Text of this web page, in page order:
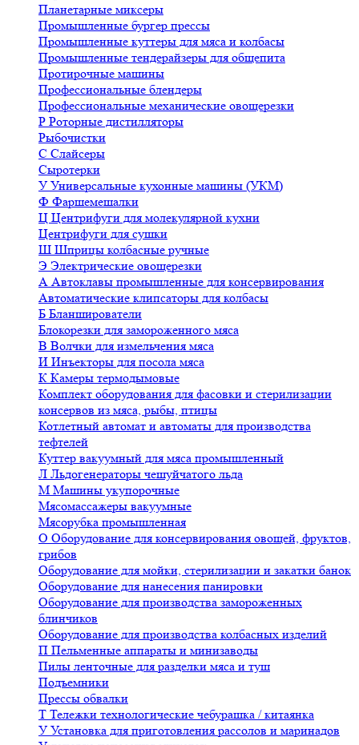
Планетарные миксеры
Промышленные бургер прессы
Промышленные куттеры для мяса и колбасы
Промышленные тендерайзеры для общепита
Протирочные машины
Профессиональные блендеры
Профессиональные механические овощерезки
Р Роторные дистилляторы
Рыбочистки
С Слайсеры
Сыротерки
У Универсальные кухонные машины (УКМ)
Ф Фаршемешалки
Ц Центрифуги для молекулярной кухни
Центрифуги для сушки
Ш Шприцы колбасные ручные
Э Электрические овощерезки
А Автоклавы промышленные для консервирования
Автоматические клипсаторы для колбасы
Б Бланширователи
Блокорезки для замороженного мяса
В Волчки для измельчения мяса
И Инъекторы для посола мяса
К Камеры термодымовые
Комплект оборудования для фасовки и стерилизации
консервов из мяса, рыбы, птицы
Котлетный автомат и автоматы для производства
тефтелей
Куттер вакуумный для мяса промышленный
Л Льдогенераторы чешуйчатого льда
М Машины укупорочные
Мясомассажеры вакуумные
Мясорубка промышленная
О Оборудование для консервирования овощей, фруктов,
грибов
Оборудование для мойки, стерилизации и закатки банок
Оборудование для нанесения панировки
Оборудование для производства замороженных
блинчиков
Оборудование для производства колбасных изделий
П Пельменные аппараты и минизаводы
Пилы ленточные для разделки мяса и туш
Подъемники
Прессы обвалки
Т Тележки технологические чебурашка / китаянка
У Установка для приготовления рассолов и маринадов